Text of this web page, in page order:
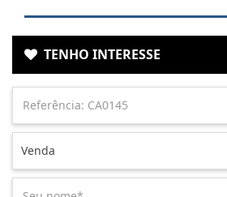
TENHO INTERESSE
Venda